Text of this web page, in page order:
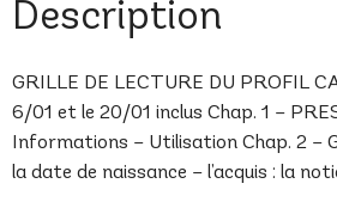
Description
GRILLE DE LECTURE DU PROFIL
6/01 et le 20/01 inclus Chap. 1 –
Informations – Utilisation Chap. 2 –
la date de naissance – l’acquis : la